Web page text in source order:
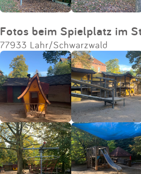
Fotos beim Spielplatz im
77933 Lahr/Schwarzwald